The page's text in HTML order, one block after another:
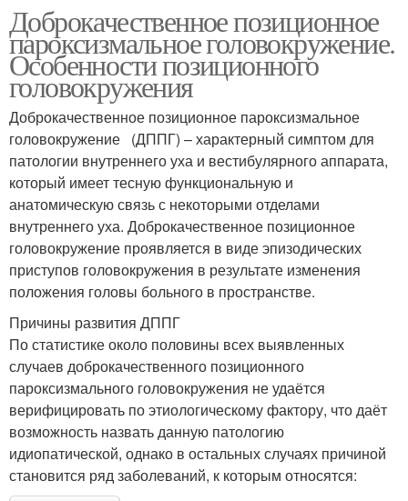
Доброкачественное позиционное
пароксизмальное головокружение.
Особенности позиционного
головокружения
Доброкачественное позиционное пароксизмальное
головокружение (ДППГ) – характерный симптом для
патологии внутреннего уха и вестибулярного аппарата,
который имеет тесную функциональную и
анатомическую связь с некоторыми отделами
внутреннего уха. Доброкачественное позиционное
головокружение проявляется в виде эпизодических
приступов головокружения в результате изменения
положения головы больного в пространстве.
Причины развития ДППГ
По статистике около половины всех выявленных
случаев доброкачественного позиционного
пароксизмального головокружения не удаётся
верифицировать по этиологическому фактору, что даёт
возможность назвать данную патологию
идиопатической, однако в остальных случаях причиной
становится ряд заболеваний, к которым относятся: